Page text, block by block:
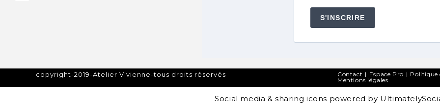
S'INSCRIRE
Contact Espace Pro
Politique
Mentions légales
copyright-2019-Atelier Vivienne-tous droits réservés
Social media & sharing icons powered by